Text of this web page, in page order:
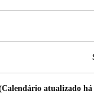
atualizado